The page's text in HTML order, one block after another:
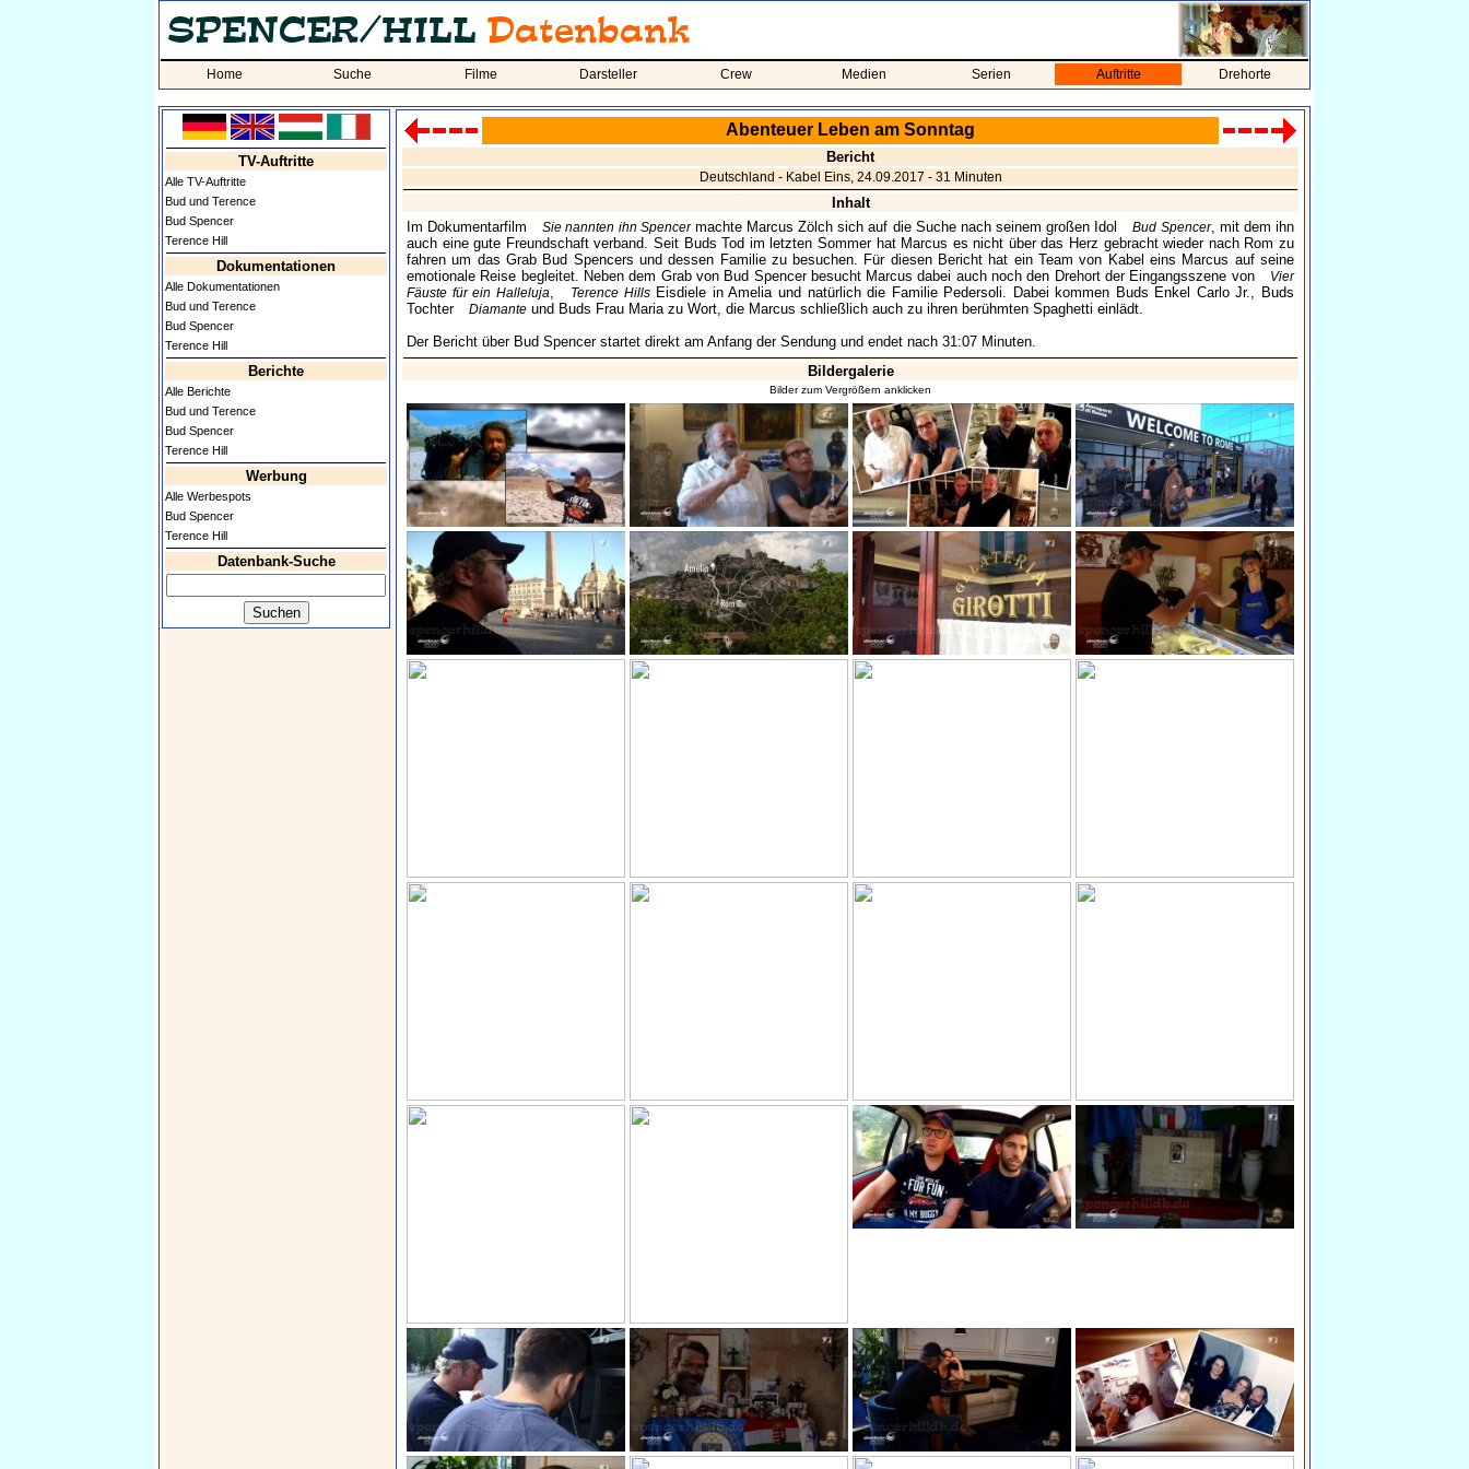
Home Suche Filme Darsteller Crew Medien Serien Auftritte Drehorte
TV-Auftritte
Alle TV-Auftritte
Bud und Terence
Bud Spencer
Terence Hill
Dokumentationen
Alle Dokumentationen
Bud und Terence
Bud Spencer
Terence Hill
Berichte
Alle Berichte
Bud und Terence
Bud Spencer
Terence Hill
Werbung
Alle Werbespots
Bud Spencer
Terence Hill
Datenbank-Suche
Abenteuer Leben am Sonntag
Bericht
Deutschland - Kabel Eins, 24.09.2017 - 31 Minuten
Inhalt
Im Dokumentarfilm
Sie nannten ihn Spencermachte Marcus Zölch sich auf die Suche nach seinem großen Idol Bud Spencer, mit dem ihn
auch eine gute Freundschaft verband. Seit Buds Tod im letzten Sommer hat Marcus es nicht über das Herz gebracht wieder nach Rom zu
fahren um das Grab Bud Spencers und dessen Familie zu besuchen. Für diesen Bericht hat ein Team von Kabel eins Marcus auf seine
emotionale Reise begleitet. Neben dem Grab von Bud Spencer besucht Marcus dabei auch noch den Drehort der Eingangsszene von
Vier
Fäuste für ein Halleluja, Terence HillsEisdiele in Amelia und natürlich die Familie Pedersoli. Dabei kommen Buds Enkel Carlo Jr., Buds
Tochter
Diamante und Buds Frau Maria zu Wort, die Marcus schließlich auch zu ihren berühmten Spaghetti einlädt.
Der Bericht über Bud Spencer startet direkt am Anfang der Sendung und endet nach 31:07 Minuten.
Bildergalerie
Bilder zum Vergrößern anklicken